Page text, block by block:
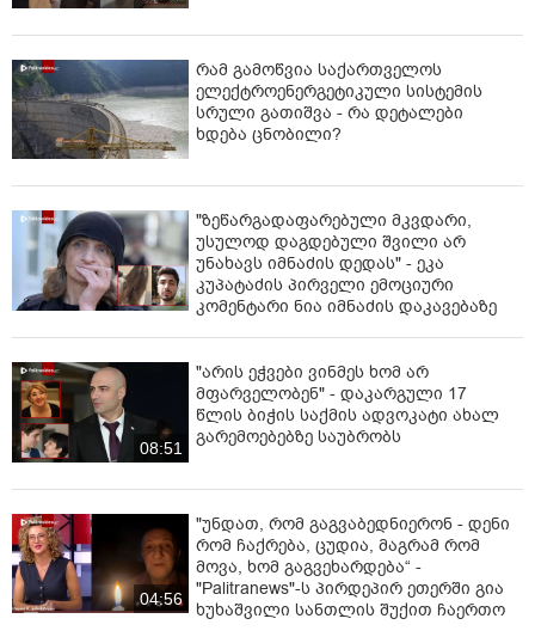
რამ გამოწვია საქართველოს
ელექტროენერგეტიკული სისტემის
სრული გათიშვა - რა დეტალები
ხდება ცნობილი?
"ზეწარგადაფარებული მკვდარი,
უსულოდ დაგდებული შვილი არ
უნახავს იმნაძის დედას" - ეკა
კუპატაძის პირველი ემოციური
კომენტარი ნია იმნაძის დაკავებაზე
08:51
"არის ეჭვები ვინმეს ხომ არ
მფარველობენ" - დაკარგული 17
წლის ბიჭის საქმის ადვოკატი ახალ
გარემოებებზე საუბრობს
04:56
"უნდათ, რომ გაგვაბედნიერონ - დენი
რომ ჩაქრება, ცუდია, მაგრამ რომ
მოვა, ხომ გაგვეხარდება“ -
"Palitranews"-ს პირდეპირ ეთერში გია
ხუხაშვილი სანთლის შუქით ჩაერთო